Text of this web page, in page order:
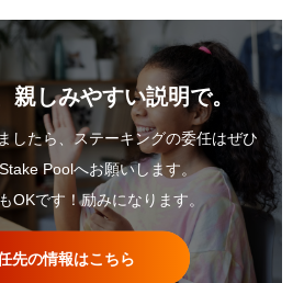
親しみやすい説明で。
したら、ステーキングの委任はぜひ
Poolへお願いします。
OKです！励みになります。
先の情報はこちら